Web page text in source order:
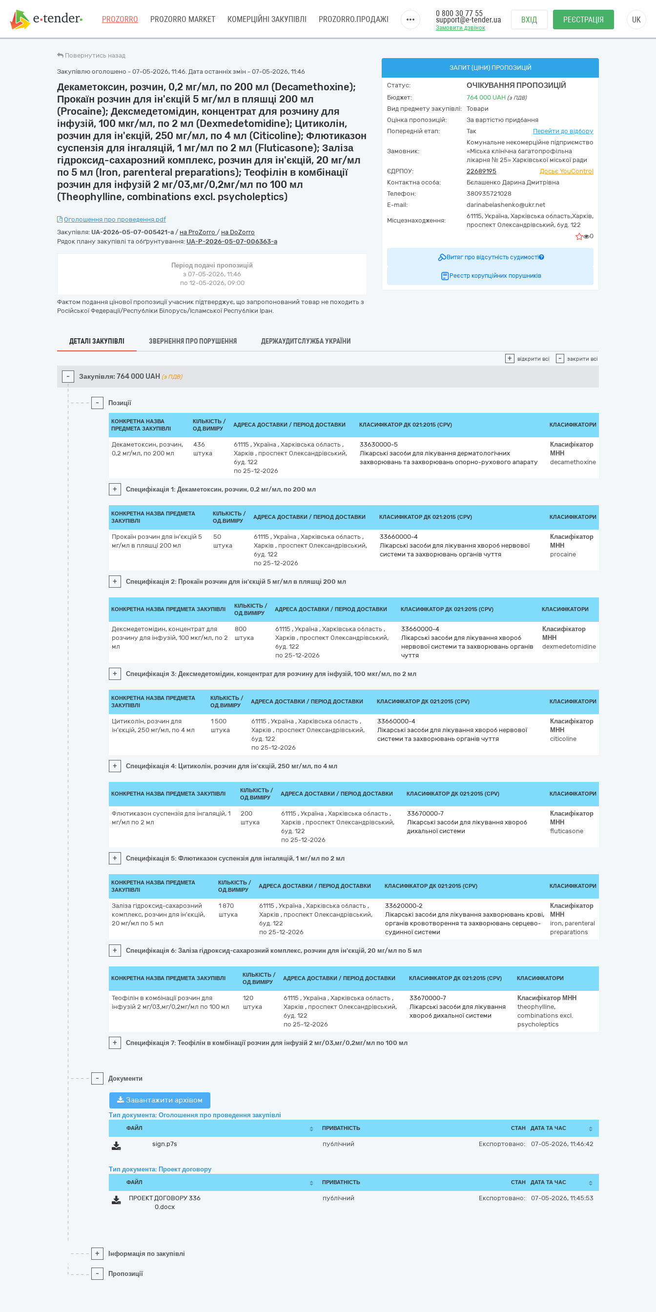
PROZORRO PROZORRO MARKET КОМЕРЦІЙНІ ЗАКУПІВЛІ PROZORRO.ПРОДАЖІ
Замовити дзвінок
0 800 30 77 55
support@e-tender.ua ВХІД РЕЄСТРАЦІЯ UK
Повернутись назад
Закупівлю оголошено - 07-05-2026, 11:46. Дата останніх змін - 07-05-2026, 11:46
Декаметоксин, розчин, 0,2 мг/мл, по 200 мл (Decamethoxine);
Прокаїн розчин для ін'єкцій 5 мг/мл в пляшці 200 мл
(Procaine); Дексмедетомідин, концентрат для розчину для
інфузій, 100 мкг/мл, по 2 мл (Dexmedetomidine); Цитиколін,
розчин для ін'єкцій, 250 мг/мл, по 4 мл (Citicoline); Флютиказон
суспензія для інгаляцій, 1 мг/мл по 2 мл (Fluticasone); Заліза
гідроксид-сахарозний комплекс, розчин для ін'єкцій, 20 мг/мл
по 5 мл (Iron, parenteral preparations); Теофілін в комбінації
розчин для інфузій 2 мг/03,мг/0,2мг/мл по 100 мл
(Theophylline, combinations excl. psycholeptics)
Оголошення про проведення.pdf
Закупівля: UA-2026-05-07-005421-a / на ProZorro / на DoZorro
Рядок плану закупівлі та обґрунтування: UA-P-2026-05-07-006363-a
Період подачі пропозицій
з 07-05-2026, 11:46
по 12-05-2026, 09:00
Фактом подання цінової пропозиції учасник підтверджує, що запропонований товар не походить з
Російської Федерації/Республіки Білорусь/Ісламської Республіки Іран.
ЗАПИТ (ЦІНИ) ПРОПОЗИЦІЙ
Статус: ОЧІКУВАННЯ ПРОПОЗИЦІЙ
Бюджет: 764 000 UAH (з ПДВ)
Вид предмету закупівлі:
Товари
Оцінка пропозицій:
За вартістю придбання
Попередній етап:
Так Перейти до відбору
Замовник:
Комунальне некомерційне підприємство
«Міська клінічна багатопрофільна
лікарня № 25» Харківської міської ради
ЄДРПОУ:
22689195
Досьє YouControl
Контактна особа:
Бєлашенко Дарина Дмитрівна
Телефон:
380935721028
E-mail:
darinabelashenko@ukr.net
Місцезнаходження:
61115, Україна, Харківська область,Харків,
проспект Олександрівський, буд. 122
0
Витяг про відсутність судимості
Реєстр корупційних порушників
ДЕТАЛІ ЗАКУПІВЛІ ЗВЕРНЕННЯ ПРО ПОРУШЕННЯ ДЕРЖАУДИТСЛУЖБА УКРАЇНИ
+ відкрити всі - закрити всі
- Закупівля: 764 000 UAH (з ПДВ)
- Позиції
КОНКРЕТНА НАЗВА
ПРЕДМЕТА ЗАКУПІВЛІ
КІЛЬКІСТЬ /
ОД.ВИМІРУ
АДРЕСА ДОСТАВКИ / ПЕРІОД ДОСТАВКИ КЛАСИФІКАТОР ДК 021:2015 (CPV) КЛАСИФІКАТОРИ
Декаметоксин, розчин,
0,2 мг/мл, по 200 мл
436
штука
61115 , Україна , Харківська область ,
Харків , проспект Олександрівський,
буд. 122
по 25-12-2026
33630000-5
Лікарські засоби для лікування дерматологічних
захворювань та захворювань опорно-рухового апарату
Класифікатор
МНН
decamethoxine
+ Специфікація 1: Декаметоксин, розчин, 0,2 мг/мл, по 200 мл
КОНКРЕТНА НАЗВА ПРЕДМЕТА
ЗАКУПІВЛІ
КІЛЬКІСТЬ /
ОД.ВИМІРУ
АДРЕСА ДОСТАВКИ / ПЕРІОД ДОСТАВКИ КЛАСИФІКАТОР ДК 021:2015 (CPV) КЛАСИФІКАТОРИ
Прокаїн розчин для ін'єкцій 5
мг/мл в пляшці 200 мл
50
штука
61115 , Україна , Харківська область ,
Харків , проспект Олександрівський,
буд. 122
по 25-12-2026
33660000-4
Лікарські засоби для лікування хвороб нервової
системи та захворювань органів чуття
Класифікатор
МНН
procaine
+ Специфікація 2: Прокаїн розчин для ін'єкцій 5 мг/мл в пляшці 200 мл
КОНКРЕТНА НАЗВА ПРЕДМЕТА ЗАКУПІВЛІ
КІЛЬКІСТЬ /
ОД.ВИМІРУ
АДРЕСА ДОСТАВКИ / ПЕРІОД ДОСТАВКИ КЛАСИФІКАТОР ДК 021:2015 (CPV) КЛАСИФІКАТОРИ
Дексмедетомідин, концентрат для
розчину для інфузій, 100 мкг/мл, по 2
мл
800
штука
61115 , Україна , Харківська область ,
Харків , проспект Олександрівський,
буд. 122
по 25-12-2026
33660000-4
Лікарські засоби для лікування хвороб
нервової системи та захворювань органів
чуття
Класифікатор
МНН
dexmedetomidine
+ Специфікація 3: Дексмедетомідин, концентрат для розчину для інфузій, 100 мкг/мл, по 2 мл
КОНКРЕТНА НАЗВА ПРЕДМЕТА
ЗАКУПІВЛІ
КІЛЬКІСТЬ /
ОД.ВИМІРУ
АДРЕСА ДОСТАВКИ / ПЕРІОД ДОСТАВКИ КЛАСИФІКАТОР ДК 021:2015 (CPV) КЛАСИФІКАТОРИ
Цитиколін, розчин для
ін'єкцій, 250 мг/мл, по 4 мл
1 500
штука
61115 , Україна , Харківська область ,
Харків , проспект Олександрівський,
буд. 122
по 25-12-2026
33660000-4
Лікарські засоби для лікування хвороб нервової
системи та захворювань органів чуття
Класифікатор
МНН
citicoline
+ Специфікація 4: Цитиколін, розчин для ін'єкцій, 250 мг/мл, по 4 мл
КОНКРЕТНА НАЗВА ПРЕДМЕТА ЗАКУПІВЛІ
КІЛЬКІСТЬ /
ОД.ВИМІРУ
АДРЕСА ДОСТАВКИ / ПЕРІОД ДОСТАВКИ КЛАСИФІКАТОР ДК 021:2015 (CPV) КЛАСИФІКАТОРИ
Флютиказон суспензія для інгаляцій, 1
мг/мл по 2 мл
200
штука
61115 , Україна , Харківська область ,
Харків , проспект Олександрівський,
буд. 122
по 25-12-2026
33670000-7
Лікарські засоби для лікування хвороб
дихальної системи
Класифікатор
МНН
fluticasone
+ Специфікація 5: Флютиказон суспензія для інгаляцій, 1 мг/мл по 2 мл
КОНКРЕТНА НАЗВА ПРЕДМЕТА
ЗАКУПІВЛІ
КІЛЬКІСТЬ /
ОД.ВИМІРУ
АДРЕСА ДОСТАВКИ / ПЕРІОД ДОСТАВКИ КЛАСИФІКАТОР ДК 021:2015 (CPV) КЛАСИФІКАТОРИ
Заліза гідроксид-сахарозний
комплекс, розчин для ін'єкцій,
20 мг/мл по 5 мл
1 870
штука
61115 , Україна , Харківська область ,
Харків , проспект Олександрівський,
буд. 122
по 25-12-2026
33620000-2
Лікарські засоби для лікування захворювань крові,
органів кровотворення та захворювань серцево-
судинної системи
Класифікатор
МНН
iron, parenteral
preparations
+ Специфікація 6: Заліза гідроксид-сахарозний комплекс, розчин для ін'єкцій, 20 мг/мл по 5 мл
КОНКРЕТНА НАЗВА ПРЕДМЕТА ЗАКУПІВЛІ
КІЛЬКІСТЬ /
ОД.ВИМІРУ
АДРЕСА ДОСТАВКИ / ПЕРІОД ДОСТАВКИ КЛАСИФІКАТОР ДК 021:2015 (CPV) КЛАСИФІКАТОРИ
Теофілін в комбінації розчин для
інфузій 2 мг/03,мг/0,2мг/мл по 100 мл
120
штука
61115 , Україна , Харківська область ,
Харків , проспект Олександрівський,
буд. 122
по 25-12-2026
33670000-7
Лікарські засоби для лікування
хвороб дихальної системи
Класифікатор МНН
theophylline,
combinations excl.
psycholeptics
+ Специфікація 7: Теофілін в комбінації розчин для інфузій 2 мг/03,мг/0,2мг/мл по 100 мл
- Документи
Завантажити архівом
Тип документа: Оголошення про проведення закупівлі
ФАЙЛ ПРИВАТНІСТЬ СТАН ДАТА ТА ЧАС
sign.p7s публічний Експортовано: 07-05-2026, 11:46:42
Тип документа: Проект договору
ФАЙЛ ПРИВАТНІСТЬ СТАН ДАТА ТА ЧАС
ПРОЕКТ ДОГОВОРУ 336
0.docx
публічний Експортовано: 07-05-2026, 11:45:53
+ Інформація по закупівлі
- Пропозиції